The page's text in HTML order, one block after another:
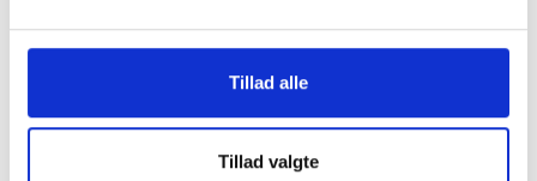
Tillad alle
Tillad valgte
Montering (OBS.
skærmbeskyttelse IKKE